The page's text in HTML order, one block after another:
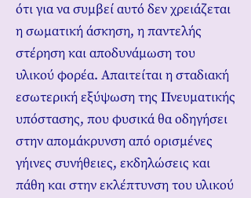
ότι για να συμβεί αυτό δεν χρειάζεται
η σωματική άσκηση, η παντελής
στέρηση και αποδυνάμωση του
υλικού φορέα. Απαιτείται η σταδιακή
εσωτερική εξύψωση της Πνευματικής
υπόστασης, που φυσικά θα οδηγήσει
στην απομάκρυνση από ορισμένες
γήινες συνήθειες, εκδηλώσεις και
πάθη και στην εκλέπτυνση του υλικού